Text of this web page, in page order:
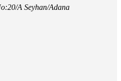
A Seyhan/Adana